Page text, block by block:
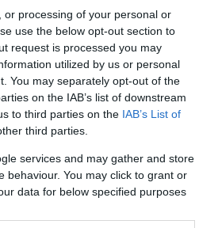
processing of your personal or
use the below opt-out section to
request is processed you may
utilized by us or personal
You may separately opt-out of the
on the IAB’s list of downstream
to third parties on the IAB’s List of
third parties.
services and may gather and store
behaviour. You may click to grant or
data for below specified purposes